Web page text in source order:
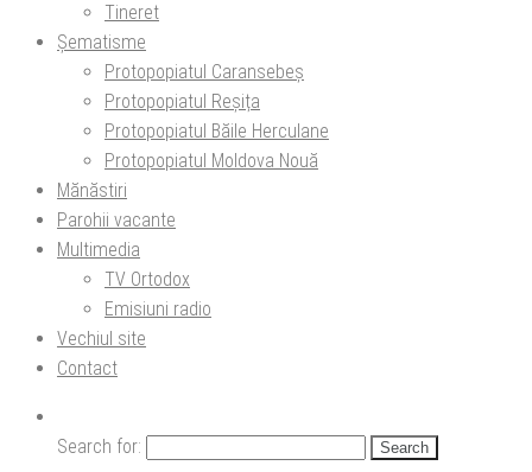
Tineret
Șematisme
Protopopiatul Caransebeș
Protopopiatul Reșița
Protopopiatul Băile Herculane
Protopopiatul Moldova Nouă
Mănăstiri
Parohii vacante
Multimedia
TV Ortodox
Emisiuni radio
Vechiul site
Contact
Search for: